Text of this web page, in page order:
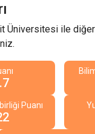
Üniversitesi ile
Puanı